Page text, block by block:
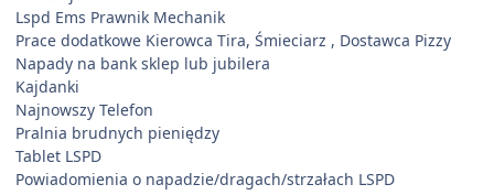
Lspd Ems Prawnik Mechanik
Prace dodatkowe Kierowca Tira, Śmieciarz , Dostawca Pizzy
Napady na bank sklep lub jubilera
Kajdanki
Najnowszy Telefon
Pralnia brudnych pieniędzy
Tablet LSPD
Powiadomienia o napadzie/dragach/strzałach LSPD